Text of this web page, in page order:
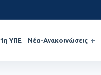
1η ΥΠΕ Νέα-Ανακοινώσεις